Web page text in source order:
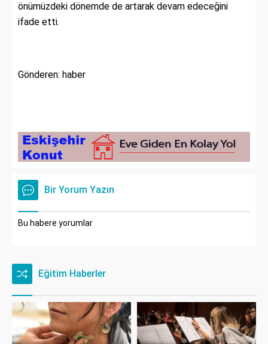
önümüzdeki dönemde de artarak devam edeceğini
ifade etti.
Gönderen: haber
Bir Yorum Yazın
Bu habere yorumlar
Eğitim Haberler